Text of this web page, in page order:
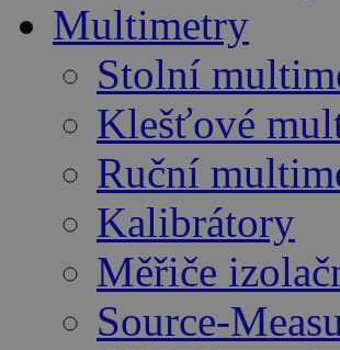
Multimetry
Stolní
Klešťové
Ruční
Kalibrátory
Měřiče
Source-